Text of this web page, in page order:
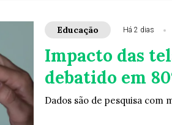
Educação Há 2 dias
Impacto das
debatido em
Dados são de pesquisa com